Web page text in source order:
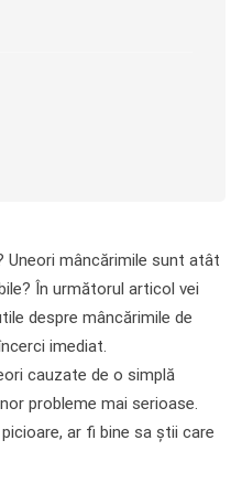
Uneori mâncărimile sunt atât
În următorul articol vei
despre mâncărimile de
imediat.
cauzate de o simplă
probleme mai serioase.
ar fi bine sa știi care